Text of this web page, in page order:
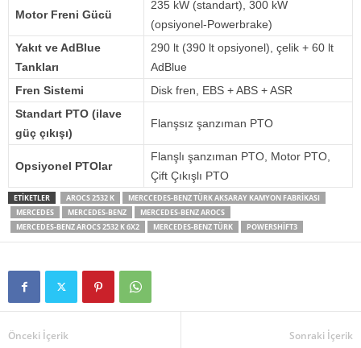
Motor Freni Gücü
235 kW (standart), 300 kW
(opsiyonel-Powerbrake)
Yakıt ve AdBlue
Tankları
290 lt (390 lt opsiyonel), çelik + 60 lt
AdBlue
Fren Sistemi
Disk fren, EBS + ABS + ASR
Standart PTO (ilave
güç çıkışı)
Flanşsız şanzıman PTO
Opsiyonel PTOlar
Flanşlı şanzıman PTO, Motor PTO,
Çift Çıkışlı PTO
ETIKETLER AROCS 2532 K
MERCCEDES-BENZ TÜRK AKSARAY KAMYON FABRIKASI
MERCEDES
MERCEDES-BENZ
MERCEDES-BENZ AROCS
MERCEDES-BENZ AROCS 2532 K 6X2
MERCEDES-BENZ TÜRK POWERSHIFT3
Önceki İçerik Sonraki İçerik